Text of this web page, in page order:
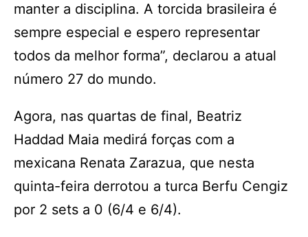
manter a disciplina. A torcida brasileira é
sempre especial e espero representar
todos da melhor forma”, declarou a atual
número 27 do mundo.
Agora, nas quartas de final, Beatriz
Haddad Maia medirá forças com a
mexicana Renata Zarazua, que nesta
quinta-feira derrotou a turca Berfu Cengiz
por 2 sets a 0 (6/4 e 6/4).